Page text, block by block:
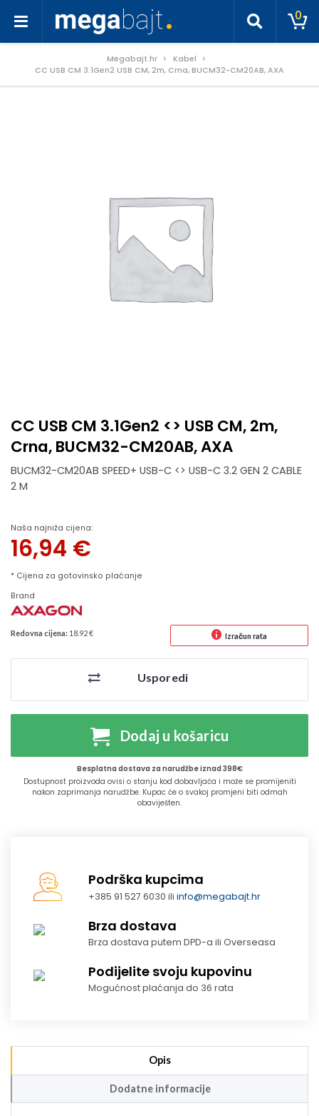
0
Megabajt.hr
Kabel
CC USB CM 3.1Gen2 USB CM, 2m, Crna, BUCM32-CM20AB, AXA
CC USB CM 3.1Gen2 <> USB CM, 2m,
Crna, BUCM32-CM20AB, AXA
BUCM32-CM20AB SPEED+ USB-C <> USB-C 3.2 GEN 2 CABLE
2 M
Naša najniža cijena:
16,94 €
* Cijena za gotovinsko plaćanje
Brand
Redovna cijena: 18.92 € Izračun rata
Usporedi
Dodaj u košaricu
Besplatna dostava za narudžbe iznad 398€
Dostupnost proizvoda ovisi o stanju kod dobavljača i može se promijeniti
nakon zaprimanja narudžbe. Kupac će o svakoj promjeni biti odmah
obaviješten.
Podrška kupcima
+385 91 527 6030 iliinfo@megabajt.hr
Brza dostava
Brza dostava putem DPD-a ili Overseasa
Podijelite svoju kupovinu
Mogućnost plaćanja do 36 rata
Opis
Dodatne informacije